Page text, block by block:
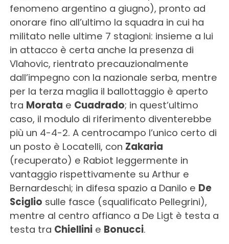
fenomeno argentino a giugno), pronto ad
onorare fino all’ultimo la squadra in cui ha
militato nelle ultime 7 stagioni: insieme a lui
in attacco è certa anche la presenza di
Vlahovic, rientrato precauzionalmente
dall’impegno con la nazionale serba, mentre
per la terza maglia il ballottaggio è aperto
tra Morata e Cuadrado; in quest’ultimo
caso, il modulo di riferimento diventerebbe
più un 4-4-2. A centrocampo l’unico certo di
un posto è Locatelli, con Zakaria
(recuperato) e Rabiot leggermente in
vantaggio rispettivamente su Arthur e
Bernardeschi; in difesa spazio a Danilo e De
Sciglio sulle fasce (squalificato Pellegrini),
mentre al centro affianco a De Ligt è testa a
testa tra Chiellinie Bonucci.